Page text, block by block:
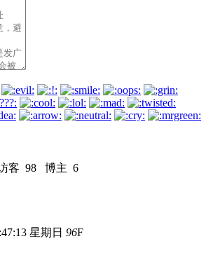
客 98 博主 6
星期日 96F